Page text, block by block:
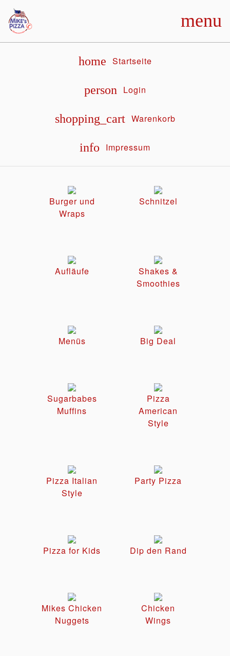
menu
home Startseite
person Login
shopping_cart Warenkorb
info Impressum
Burger und
Wraps
Schnitzel
Aufläufe
Shakes &
Smoothies
Menüs Big Deal
Sugarbabes
Muffins
Pizza
American
Style
Pizza Italian
Style
Party Pizza
Pizza for Kids Dip den Rand
Mikes Chicken
Nuggets
Chicken
Wings